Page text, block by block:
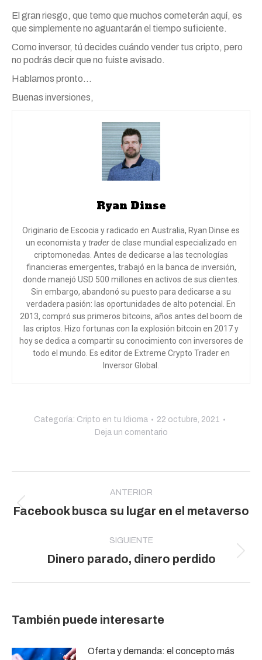
El gran riesgo, que temo que muchos cometerán aquí, es
que simplemente no aguantarán el tiempo suficiente.
Como inversor, tú decides cuándo vender tus cripto, pero
no podrás decir que no fuiste avisado.
Hablamos pronto…
Buenas inversiones,
Ryan Dinse
Originario de Escocia y radicado en Australia, Ryan Dinse es
un economista ytraderde clase mundial especializado en
criptomonedas. Antes de dedicarse a las tecnologías
financieras emergentes, trabajó en la banca de inversión,
donde manejó USD 500 millones en activos de sus clientes.
Sin embargo, abandonó su puesto para dedicarse a su
verdadera pasión: las oportunidades de alto potencial. En
2013, compró sus primeros bitcoins, años antes del boom de
las criptos. Hizo fortunas con la explosión bitcoin en 2017 y
hoy se dedica a compartir su conocimiento con inversores de
todo el mundo . Es editor de Extreme Crypto Trader en
Inversor Global.
Categoría: Cripto en tu Idioma
22 octubre, 2021
Deja un comentario
entre
publicaciones
ANTERIOR
Publicación
Facebook busca su lugar en el metaverso
SIGUIENTE
Publicación
Dinero parado, dinero perdido
También puede interesarte
Oferta y demanda: el concepto más